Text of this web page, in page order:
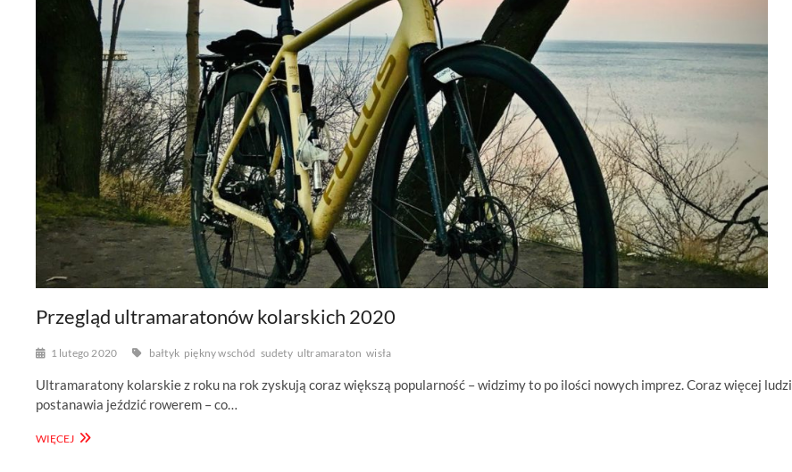
Przegląd ultramaratonów kolarskich 2020
1 lutego 2020 bałtyk piękny wschód sudety ultramaraton wisła
Ultramaratony kolarskie z roku na rok zyskują coraz większą popularność – widzimy to po ilości nowych imprez. Coraz więcej ludzi
postanawia jeździć rowerem – co…
WIĘCEJPRZEGLĄD